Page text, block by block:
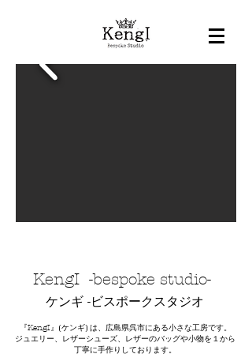
KengI -bespoke studio-
ケンギ -ビスポークスタジオ
『KengI』 (ケンギ) は、広島県呉市にある小さな工房です。
​ジュエリー、レザーシューズ、レザーのバッグや小物を１から
丁寧に手作りしております。